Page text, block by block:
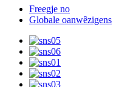
Freegje no
Globale oanwêzigens